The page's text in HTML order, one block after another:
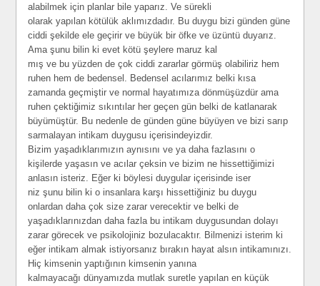
alabilmek için planlar bile yaparız. Ve sürekli
olarak yapılan kötülük aklımızdadır. Bu duygu bizi günden güne
ciddi şekilde ele geçirir ve büyük bir öfke ve üzüntü duyarız.
Ama şunu bilin ki evet kötü şeylere maruz kal
mış ve bu yüzden de çok ciddi zararlar görmüş olabiliriz hem
ruhen hem de bedensel. Bedensel acılarımız belki kısa
zamanda geçmiştir ve normal hayatımıza dönmüşüzdür ama
ruhen çektiğimiz sıkıntılar her geçen gün belki de katlanarak
büyümüştür. Bu nedenle de günden güne büyüyen ve bizi sarıp
sarmalayan intikam duygusu içerisindeyizdir.
Bizim yaşadıklarımızın aynısını ve ya daha fazlasını o
kişilerde yaşasın ve acılar çeksin ve bizim ne hissettiğimizi
anlasın isteriz. Eğer ki böylesi duygular içerisinde iser
niz şunu bilin ki o insanlara karşı hissettiğiniz bu duygu
onlardan daha çok size zarar verecektir ve belki de
yaşadıklarınızdan daha fazla bu intikam duygusundan dolayı
zarar görecek ve psikolojiniz bozulacaktır. Bilmenizi isterim ki
eğer intikam almak istiyorsanız bırakın hayat alsın intikamınızı.
Hiç kimsenin yaptığının kimsenin yanına
kalmayacağı dünyamızda mutlak suretle yapılan en küçük